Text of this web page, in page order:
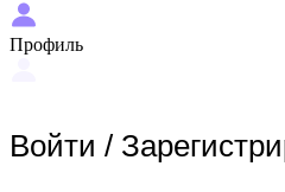
Профиль
Войти /